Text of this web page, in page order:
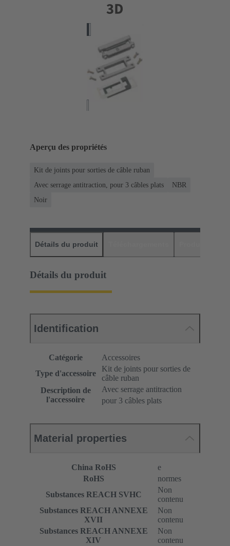
Aperçu des propriétés
Kit de joints pour sorties de câble ruban
Avec serrage antitraction, pour 3 câbles plats
NBR
Noir
Détails du produit
Détails du produit
Identification
Catégorie
Accessoires
Type d'accessoire
Kit de joints pour sorties de
câble ruban
Description de
l'accessoire
Avec serrage antitraction
pour 3 câbles plats
Material properties
China RoHS
e
RoHS
normes
Substances REACH SVHC
Non
contenu
Substances REACH ANNEXE
XVII
Non
contenu
Substances REACH ANNEXE
XIV
Non
contenu